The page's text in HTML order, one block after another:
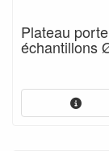
Plateau
échantillons